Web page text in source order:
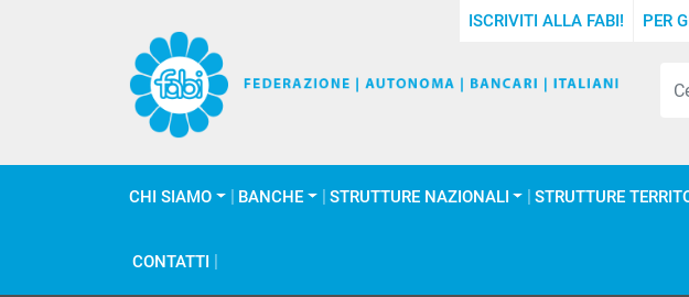
ISCRIVITI ALLA FABI! PER
CHI SIAMO BANCHE STRUTTURE NAZIONALI STRUTTURE
CONTATTI